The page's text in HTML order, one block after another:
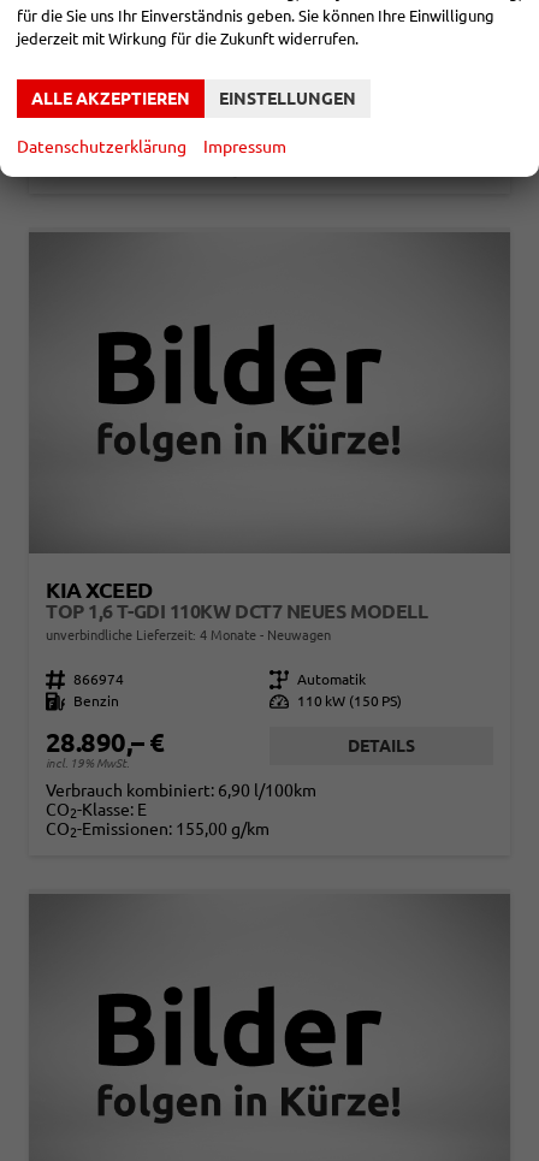
Fahrzeugnr. 866973 Getriebe Automatik
Kraftstoff Benzin Leistung 110 kW (150 PS)
27.595,– €
incl. 19% MwSt.
CO2-Klasse:E
KIA XCEED
TOP 1,6 T-GDI 110KW DCT7 NEUES MODELL
unverbindliche Lieferzeit: 4 Monate Neuwagen
Fahrzeugnr. 866974 Getriebe Automatik
Kraftstoff
Benzin Leistung 110 kW (150 PS)
28.890,– €
incl. 19% MwSt.
DETAILS
Verbrauch kombiniert: 6,90 l/100km
CO2-Klasse: E
CO2-Emissionen: 155,00 g/km
für die Sie uns Ihr Einverständnis geben. Sie können Ihre Einwilligung
jederzeit mit Wirkung für die Zukunft widerrufen.
ALLE AKZEPTIEREN EINSTELLUNGEN
Datenschutzerklärung Impressum